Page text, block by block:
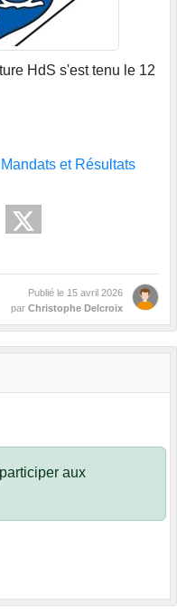
HdS s'est tenu le 12
Mandats et Résultats
Publié le 15 avril 2026
par Christophe Delcroix
aux